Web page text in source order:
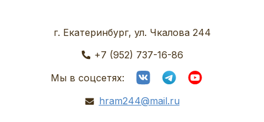
г. Екатеринбург, ул. Чкалова 244
+7 (952) 737-16-86
Мы в соцсетях:
hram244@mail.ru